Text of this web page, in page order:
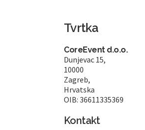
Tvrtka
CoreEvent d.o.o.
Dunjevac 15,
10000
Zagreb,
Hrvatska
OIB: 36611335369
Kontakt